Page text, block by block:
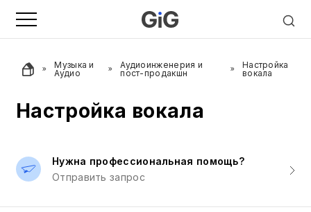
Музыка и
Аудио
Аудиоинженерия и
пост-продакшн
Настройка
вокала
Настройка вокала
Нужна профессиональная помощь?
Отправить запрос